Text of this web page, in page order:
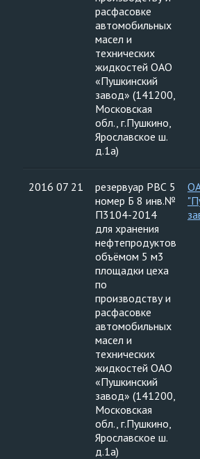
расфасовке
автомобильных
масел и
технических
жидкостей ОАО
«Пушкинский
завод» (141200,
Московская
обл., г.Пушкино,
Ярославское ш.
д.1а)
2016 07 21
резервуар РВС 5
номер Б 8 инв.№
П3104-2014
для хранения
нефтепродуктов
объёмом 5 м3
площадки цеха
по
производству и
расфасовке
автомобильных
масел и
технических
жидкостей ОАО
«Пушкинский
завод» (141200,
Московская
обл., г.Пушкино,
Ярославское ш.
д.1а)